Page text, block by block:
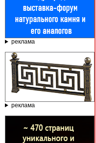
реклама
реклама